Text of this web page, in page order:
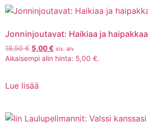
Jonninjoutavat: Haikiaa ja haipakkaa
18,50€ 5,00€ sis. alv
Aikaisempi alin hinta: 5,00 €.
Lue lisää